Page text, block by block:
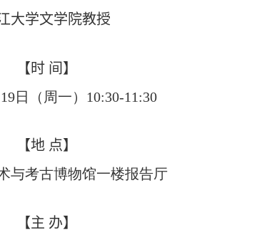
大学文学院教授
【时 间】
19日（周一） 10:30-11:30
【地 点】
与考古博物馆一楼报告厅
【主 办】